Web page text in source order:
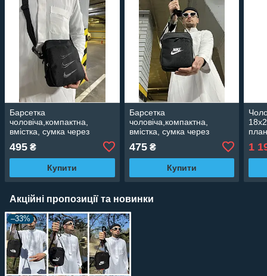
Барсетка
чоловіча,компактна,
вмістка, сумка через
495 ₴
Купити
Барсетка
чоловіча,компактна,
вмістка, сумка через
475₴
Купити
1
Акційні пропозиції та новинки
–33%